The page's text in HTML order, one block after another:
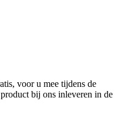
voor u mee tijdens de
bij ons inleveren in de